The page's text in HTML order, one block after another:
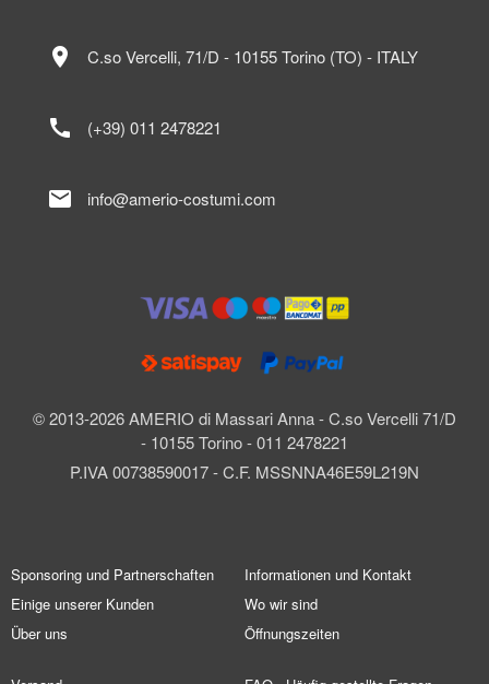
© 2013-2026 AMERIO di Massari Anna - C.so Vercelli 71/D
- 10155 Torino - 011 2478221
P.IVA 00738590017 - C.F. MSSNNA46E59L219N
location_on C.so Vercelli, 71/D - 10155 Torino (TO) - ITALY
call (+39) 011 2478221
mail info@amerio-costumi.com
Sponsoring und Partnerschaften
Einige unserer Kunden
Über uns
Informationen und Kontakt
Wo wir sind
Öffnungszeiten